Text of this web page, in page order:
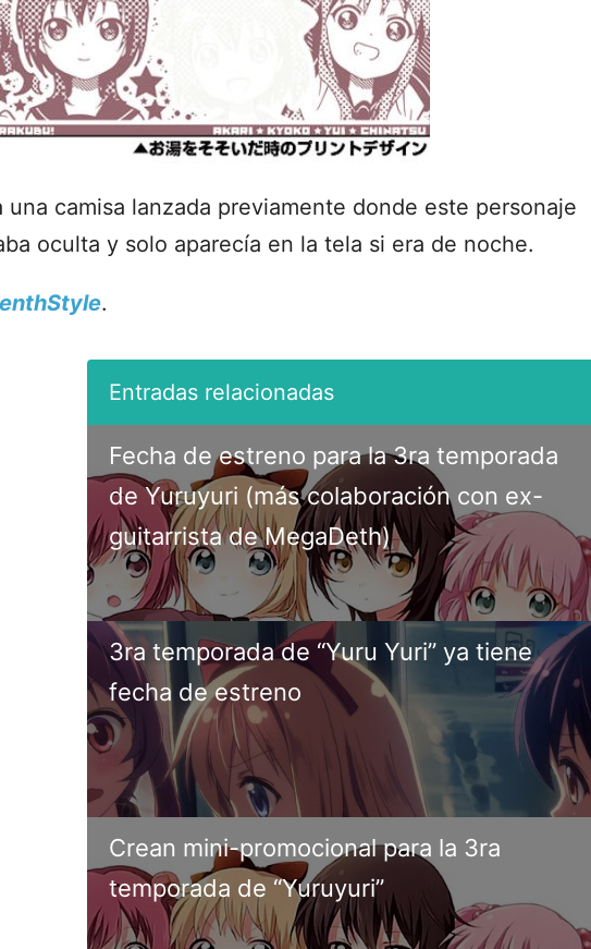
una camisa lanzada previamente donde este personaje
oculta y solo aparecía en la tela si era de noche.
.
Fecha de estreno para la 3ra temporada
de Yuruyuri (más colaboración con ex-
guitarrista de MegaDeth)
3ra temporada de “Yuru Yuri” ya tiene
fecha de estreno
Crean mini-promocional para la 3ra
temporada de “Yuruyuri”